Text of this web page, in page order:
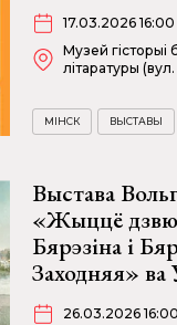
17.03.2026
Музей гісторыі
літаратуры
МІНСК ВЫСТАВЫ
Выстава
«Жыццё
Бярэзіна і
Заходняя» ва
26.03.2026